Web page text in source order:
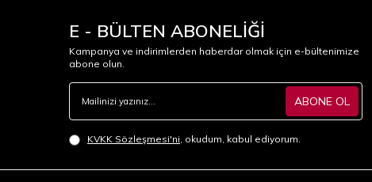
E - BÜLTEN ABONELİĞİ
Kampanya ve indirimlerden haberdar olmak için e-bültenimize
abone olun.
ABONE OL
KVKK Sözleşmesi'ni, okudum, kabul ediyorum.